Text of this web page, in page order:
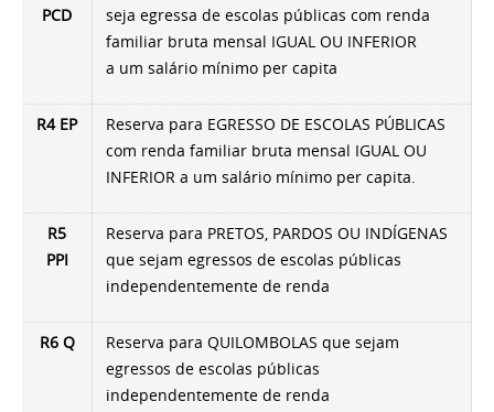
PCD
seja egressa de escolas públicas com renda
familiar bruta mensal IGUAL OU INFERIOR
a um salário mínimo per capita
R4 EP
Reserva para EGRESSO DE ESCOLAS PÚBLICAS
com renda familiar bruta mensal IGUAL OU
INFERIOR a um salário mínimo per capita.
R5
PPI
Reserva para PRETOS, PARDOS OU INDÍGENAS
que sejam egressos de escolas públicas
independentemente de renda
R6 Q
Reserva para QUILOMBOLAS que sejam
egressos de escolas públicas
independentemente de renda